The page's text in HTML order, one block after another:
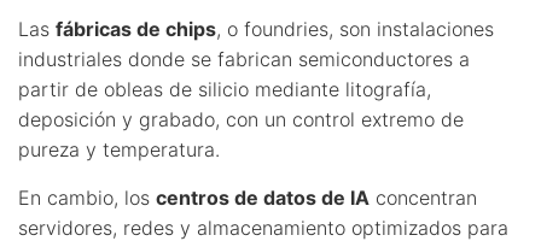
Las fábricas de chips, o foundries, son instalaciones
industriales donde se fabrican semiconductores a
partir de obleas de silicio mediante litografía,
deposición y grabado, con un control extremo de
pureza y temperatura.
En cambio, los centros de datos de IA concentran
servidores, redes y almacenamiento optimizados para